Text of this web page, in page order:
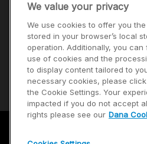
We value your privacy
We use cookies to offer you
stored in your browser’s local
operation. Additionally, you
use of cookies and the
to display content tailored to
necessary cookies, please
the Cookie Settings. Your
impacted if you do not accept
rights please see our Dana